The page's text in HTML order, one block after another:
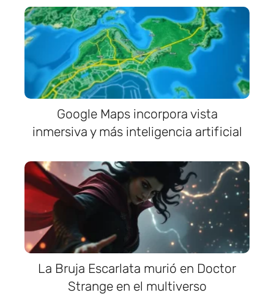
Google Maps incorpora vista
inmersiva y más inteligencia artificial
La Bruja Escarlata murió en Doctor
Strange en el multiverso